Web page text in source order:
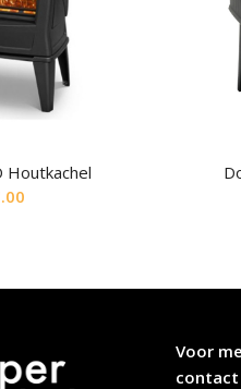
Houtkachel
Voor
contact